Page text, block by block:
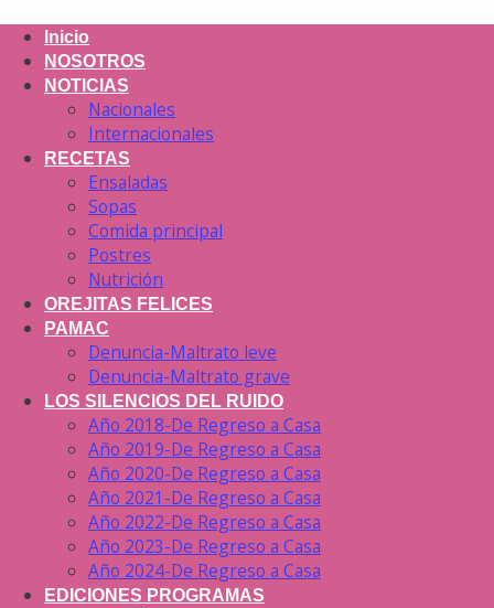
Inicio
NOSOTROS
NOTICIAS
Nacionales
Internacionales
RECETAS
Ensaladas
Sopas
Comida principal
Postres
Nutrición
OREJITAS FELICES
PAMAC
Denuncia-Maltrato leve
Denuncia-Maltrato grave
LOS SILENCIOS DEL RUIDO
Año 2018-De Regreso a Casa
Año 2019-De Regreso a Casa
Año 2020-De Regreso a Casa
Año 2021-De Regreso a Casa
Año 2022-De Regreso a Casa
Año 2023-De Regreso a Casa
Año 2024-De Regreso a Casa
EDICIONES PROGRAMAS